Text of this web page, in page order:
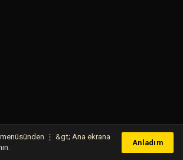
⋮ &gt; Ana ekrana
Anladım